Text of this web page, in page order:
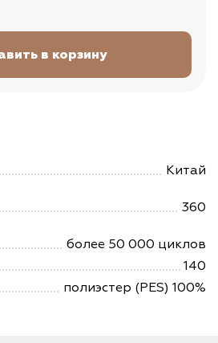
Китай
360
более 50 000 циклов
140
полиэстер (PES) 100%